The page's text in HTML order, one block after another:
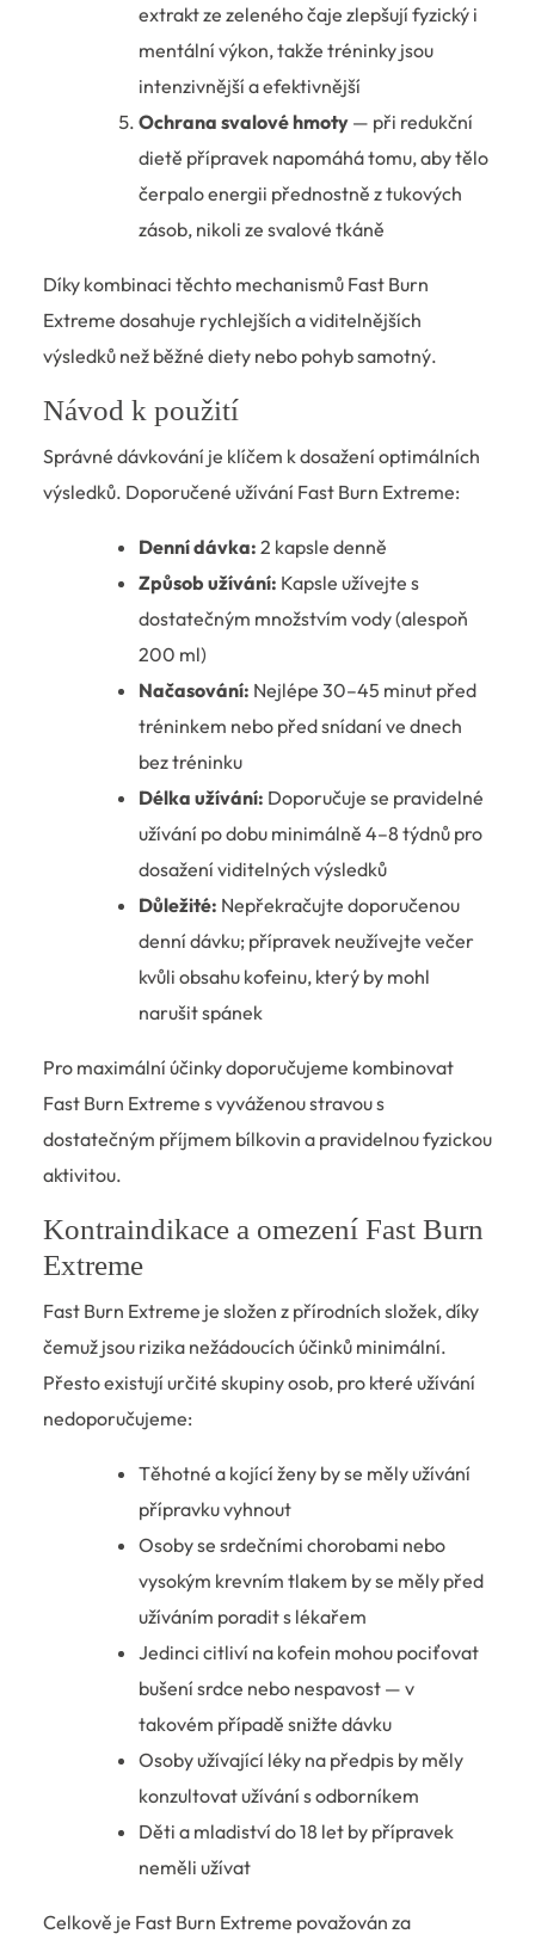
extrakt ze zeleného čaje zlepšují fyzický i
mentální výkon, takže tréninky jsou
intenzivnější a efektivnější
Ochrana svalové hmoty — při redukční
dietě přípravek napomáhá tomu, aby tělo
čerpalo energii přednostně z tukových
zásob, nikoli ze svalové tkáně
Díky kombinaci těchto mechanismů Fast Burn
Extreme dosahuje rychlejších a viditelnějších
výsledků než běžné diety nebo pohyb samotný.
Návod k použití
Správné dávkování je klíčem k dosažení optimálních
výsledků. Doporučené užívání Fast Burn Extreme:
Denní dávka: 2 kapsle denně
Způsob užívání: Kapsle užívejte s
dostatečným množstvím vody (alespoň
200 ml)
Načasování: Nejlépe 30–45 minut před
tréninkem nebo před snídaní ve dnech
bez tréninku
Délka užívání: Doporučuje se pravidelné
užívání po dobu minimálně 4–8 týdnů pro
dosažení viditelných výsledků
Důležité: Nepřekračujte doporučenou
denní dávku; přípravek neužívejte večer
kvůli obsahu kofeinu, který by mohl
narušit spánek
Pro maximální účinky doporučujeme kombinovat
Fast Burn Extreme s vyváženou stravou s
dostatečným příjmem bílkovin a pravidelnou fyzickou
aktivitou.
Kontraindikace a omezení Fast Burn
Extreme
Fast Burn Extreme je složen z přírodních složek, díky
čemuž jsou rizika nežádoucích účinků minimální.
Přesto existují určité skupiny osob, pro které užívání
nedoporučujeme:
Těhotné a kojící ženy by se měly užívání
přípravku vyhnout
Osoby se srdečními chorobami nebo
vysokým krevním tlakem by se měly před
užíváním poradit s lékařem
Jedinci citliví na kofein mohou pociťovat
bušení srdce nebo nespavost — v
takovém případě snižte dávku
Osoby užívající léky na předpis by měly
konzultovat užívání s odborníkem
Děti a mladiství do 18 let by přípravek
neměli užívat
Celkově je Fast Burn Extreme považován za